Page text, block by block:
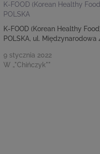
K-FOOD (Korean Healthy
POLSKA
K-FOOD (Korean Healthy
POLSKA, ul. Międzynarodowa
9 stycznia 2022
W „"Chińczyk""